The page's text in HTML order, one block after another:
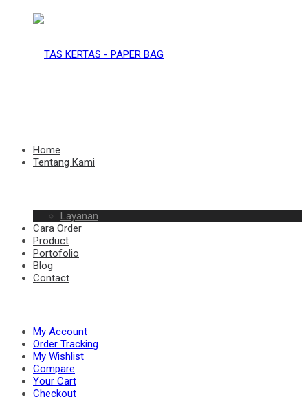
–
BAG
KERTAS
PAPER
Home
Tentang Kami
Layanan
Cara Order
Product
Portofolio
Blog
Contact
My Account
Order Tracking
My Wishlist
Compare
Your Cart
Checkout